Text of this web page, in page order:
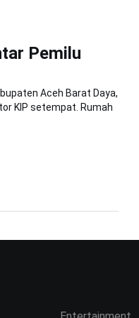
Pemilu
Aceh Barat Daya,
KIP setempat. Rumah